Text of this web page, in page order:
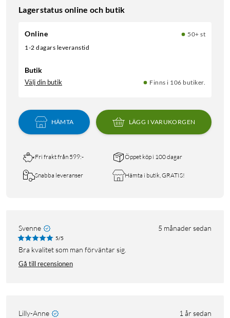
Lagerstatus online och butik
Online
50+ st
1-2 dagars leveranstid
Butik
Välj din butik Finns i 106 butiker.
HÄMTA LÄGG I VARUKORGEN
Fri frakt från 599:- Öppet köp i 100 dagar
Snabba leveranser Hämta i butik, GRATIS!
Svenne 5 månader sedan
5/5
Bra kvalitet som man förväntar sig.
Gå till recensionen
Lilly-Anne 1 år sedan